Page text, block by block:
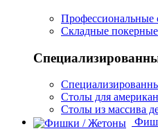
Профессиональные
Складные
Столы для
Столы из массива